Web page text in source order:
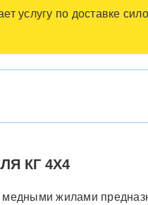
услугу по доставке
КГ 4Х4
медными жилами